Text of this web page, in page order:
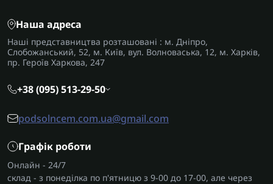
Наша адреса
Наші представництва розташовані : м. Дніпро,
Слобожанський, 52, м. Київ, вул. Волноваська, 12, м. Харків,
пр. Героїв Харкова, 247
+38 (095) 513-29-50
podsolncem.com.ua@gmail.com
Графік роботи
Онлайн - 24/7
склад - з понеділка по п'ятницю з 9-00 до 17-00, але через